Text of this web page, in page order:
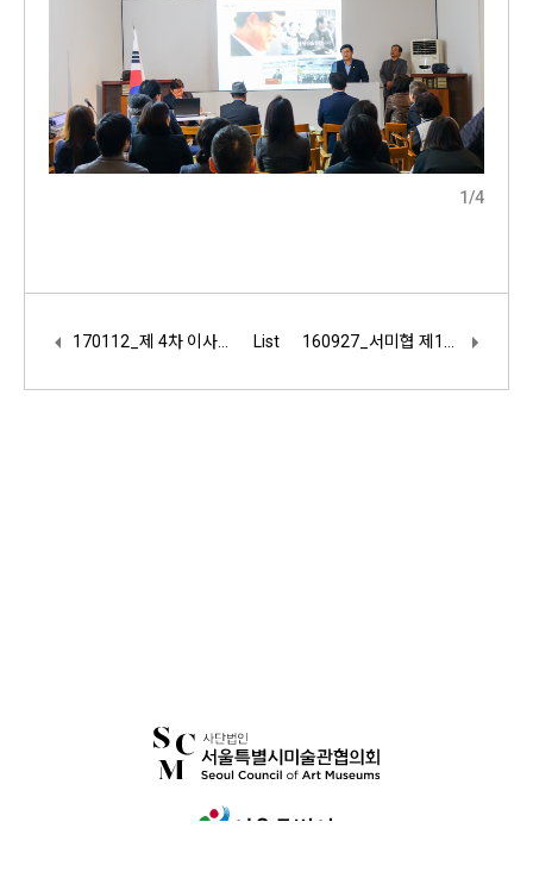
1/4
List
170112_제 4차 이사회 160927_서미협 제1차 임시총회 개최